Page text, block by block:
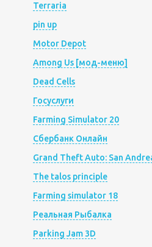
Terraria
pin up
Motor Depot
Among Us [мод-меню]
Dead Cells
Госуслуги
Farming Simulator 20
Сбербанк Онлайн
Grand Theft Auto: San
The talos principle
Farming simulator 18
Реальная Рыбалка
Parking Jam 3D